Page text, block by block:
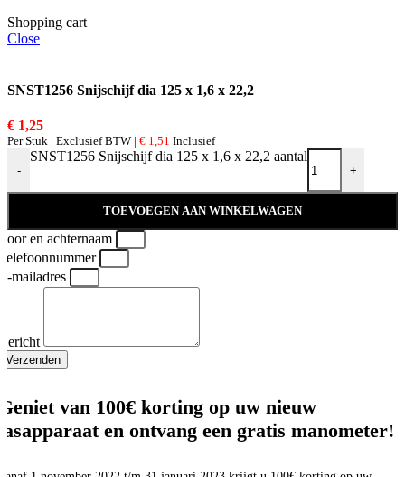
Shopping cart
Close
SNST1256 Snijschijf dia 125 x 1,6 x 22,2
€ 1,25
Per Stuk | Exclusief BTW | € 1,51 Inclusief
-
SNST1256 Snijschijf dia 125 x 1,6 x 22,2 aantal
+
TOEVOEGEN AAN WINKELWAGEN
en achternaam
mailadres
Verzenden
van 100€ korting op uw nieuw
en ontvang een gratis manometer!